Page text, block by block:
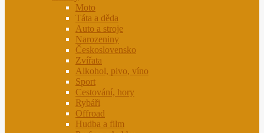
Moto
Táta a děda
Auto a stroje
Narozeniny
Československo
Zvířata
Alkohol, pivo, víno
Sport
Cestování, hory
Rybáři
Offroad
Hudba a film